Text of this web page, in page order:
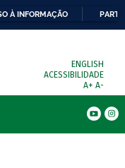
À INFORMAÇÃO
ENGLISH
ACESSIBILIDADE
A+ A-